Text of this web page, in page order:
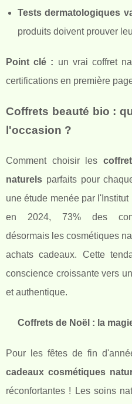
Tests dermatologiques
produits doivent prouver
Point clé : un vrai coffret
certifications en première
Coffrets beauté bio :
l'occasion ?
Comment choisir les
naturels parfaits pour
une étude menée par
en 2024, 73% des
désormais les cosmétiques
achats cadeaux. Cette
conscience croissante vers
et authentique.
Coffrets de Noël : la
Pour les fêtes de fin
cadeaux cosmétiques
réconfortantes ! Les soins